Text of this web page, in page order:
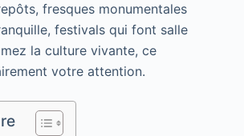
fresques monumentales
festivals qui font salle
la culture vivante, ce
votre attention.